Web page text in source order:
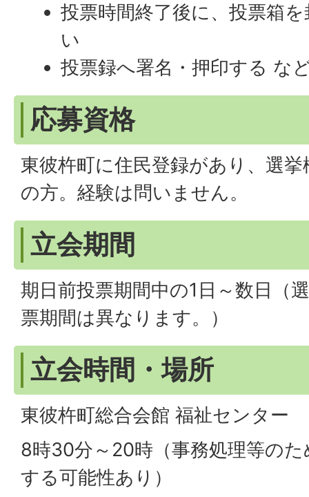
投票時間終了後に、投票箱
い
投票録へ署名・押印する な
応募資格
東彼杵町に住民登録があり、選
の方。経験は問いません。
立会期間
期日前投票期間中の1日～数日（
票期間は異なります。）
立会時間・場所
東彼杵町総合会館 福祉センター
8時30分～20時（事務処理等の
する可能性あり）